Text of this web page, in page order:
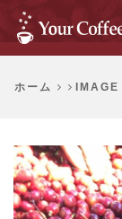
ホーム IMAGE